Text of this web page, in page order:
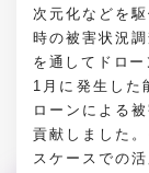
次元化などを
時の被害状況
を通してドロ
1月に発生した
ローンによる
貢献しました
スケースでの